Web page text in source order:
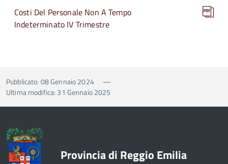
Costi Del Personale Non A Tempo
Indeterminato IV Trimestre
Pubblicato: 08 Gennaio 2024
—
Ultima modifica: 31 Gennaio 2025
Provincia di Reggio Emilia